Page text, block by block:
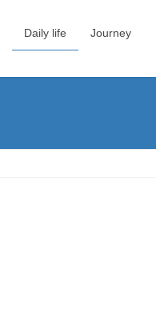
Daily life Journey